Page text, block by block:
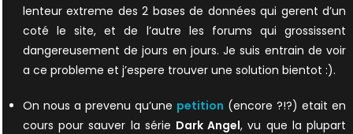
lenteur extreme des 2 bases de données qui gerent d’un
coté le site, et de l’autre les forums qui grossissent
dangereusement de jours en jours. Je suis entrain de voir
a ce probleme et j’espere trouver une solution bientot :).
On nous a prevenu qu’une petition (encore ?!?) etait en
cours pour sauver la série Dark Angel, vu que la plupart